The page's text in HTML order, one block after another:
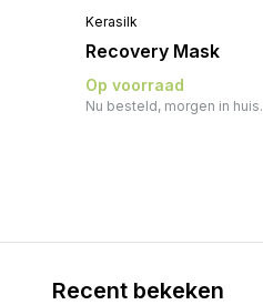
Kerasilk
Recovery Mask
Op voorraad
Nu besteld, morgen in huis.
Recent bekeken